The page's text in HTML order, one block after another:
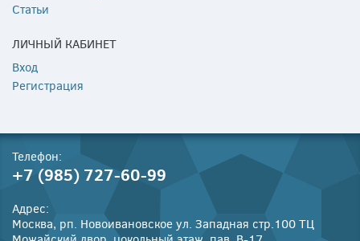
Статьи
ЛИЧНЫЙ КАБИНЕТ
Вход
Регистрация
Телефон:
+7 (985) 727-60-99
Адрес:
Москва, рп. Новоивановское ул. Западная стр.100 ТЦ